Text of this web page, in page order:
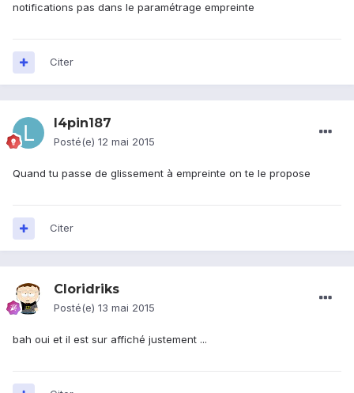
notifications pas dans le paramétrage empreinte
Citer
l4pin187
Posté(e) 12 mai 2015
Quand tu passe de glissement à empreinte on te le propose
Citer
Cloridriks
Posté(e) 13 mai 2015
bah oui et il est sur affiché justement ...